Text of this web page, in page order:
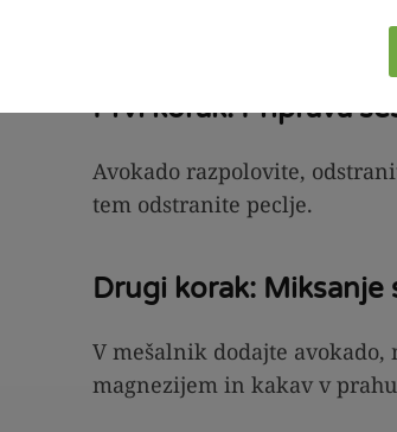
Postopek
Prvi korak: Priprava
Avokado razpolovite,
tem odstranite peclje.
Drugi korak: Miksanje
V mešalnik dodajte
magnezijem in kakav v